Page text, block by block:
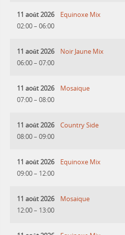
11 août 2026
02:00– 06:00
Equinoxe Mix
11 août 2026
06:00– 07:00
Noir Jaune Mix
11 août 2026
07:00– 08:00
Mosaique
11 août 2026
08:00– 09:00
Country Side
11 août 2026
09:00– 12:00
Equinoxe Mix
11 août 2026
12:00– 13:00
Mosaique